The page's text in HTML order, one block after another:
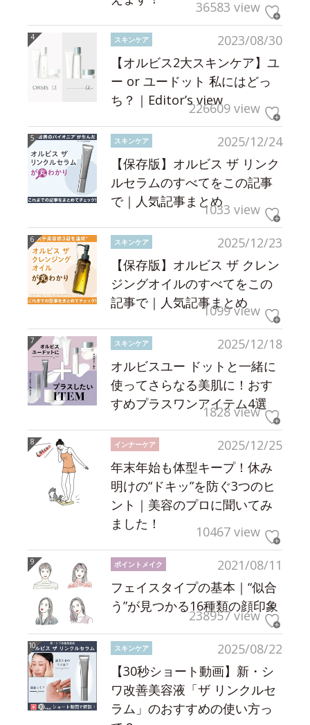
36583 view
2023/08/30
スキンケア
【オルビス2大スキンケア】ユ
ー or ユードット 私にはどっ
ち？｜Editor’s view226609 view
2025/12/24
スキンケア
【保存版】オルビス ザ リンク
ルセラムのすべてをこの記事
で｜人気記事まとめ1033 view
2025/12/23
スキンケア
【保存版】オルビス ザ クレン
ジングオイルのすべてをこの
記事で｜人気記事まとめ
1099 view
2025/12/18
スキンケア
オルビスユー ドットと一緒に
使ってさらなる美肌に！おす
すめプラスワンアイテム4選
1828 view
2025/12/25
インナーケア
年末年始も体型キープ！休み
明けの“ドキッ”を防ぐ3つのヒ
ント｜美容のプロに聞いてみ
ました！
10467 view
2021/08/11
ポイントメイク
フェイスタイプの基本｜“似合
う”が見つかる16種類の顔印象
238957 view
2025/08/22
スキンケア
【30秒ショート動画】新・シ
ワ改善美容液「ザ リンクルセ
ラム」のおすすめの使い方っ